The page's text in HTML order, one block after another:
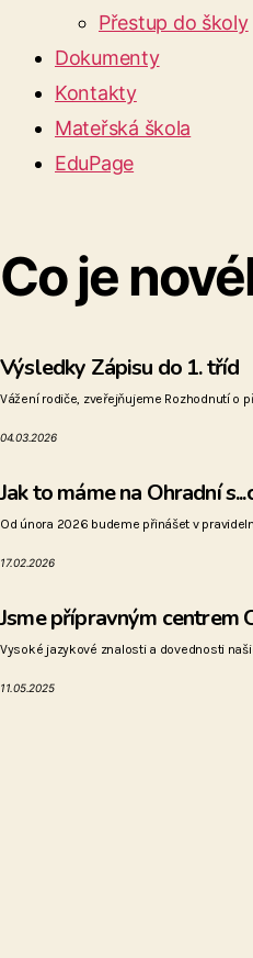
Přestup do školy
Dokumenty
Kontakty
Mateřská škola
EduPage
Co je
Výsledky Zápisu do 1. tříd
Vážení rodiče, zveřejňujeme Rozhodnutí o
04.03.2026
Jak to máme na Ohradní
Od února 2026 budeme přinášet v
17.02.2026
Jsme přípravným centrem
Vysoké jazykové znalosti a dovednosti
11.05.2025